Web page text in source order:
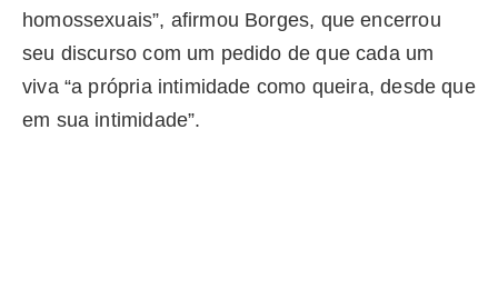
homossexuais”, afirmou Borges, que encerrou
seu discurso com um pedido de que cada um
viva “a própria intimidade como queira, desde que
em sua intimidade”.